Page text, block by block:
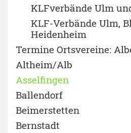
KLFverbände Ulm
KLF-Verbände Ulm,
Heidenheim
Termine Ortsvereine:
Altheim/Alb
Asselfingen
Ballendorf
Beimerstetten
Bernstadt